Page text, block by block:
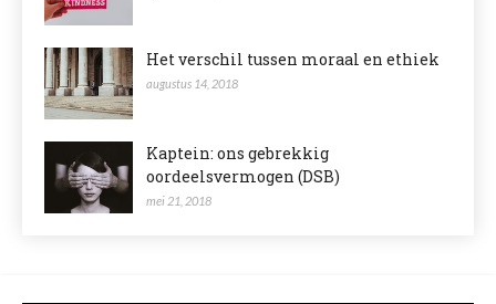
Het verschil tussen moraal en ethiek
augustus 14, 2018
Kaptein: ons gebrekkig
oordeelsvermogen (DSB)
mei 21, 2018